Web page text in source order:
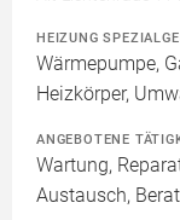
HEIZUNG
Wärmepumpe,
Heizkörper,
ANGEBOTENE
Wartung,
Austausch,